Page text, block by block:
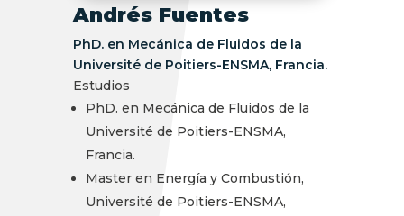
Andrés Fuentes
PhD. en Mecánica de Fluidos de la
Université de Poitiers-ENSMA, Francia.
Estudios
PhD. en Mecánica de Fluidos de la
Université de Poitiers-ENSMA,
Francia.
Master en Energía y Combustión,
Université de Poitiers-ENSMA,